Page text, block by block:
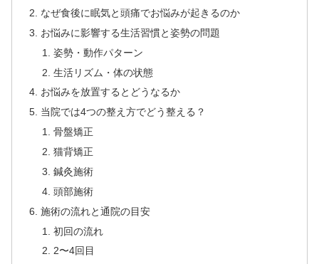
なぜ食後に眠気と頭痛でお悩みが起きるのか
お悩みに影響する生活習慣と姿勢の問題
姿勢・動作パターン
生活リズム・体の状態
お悩みを放置するとどうなるか
当院では4つの整え方でどう整える？
骨盤矯正
猫背矯正
鍼灸施術
頭部施術
施術の流れと通院の目安
初回の流れ
2〜4回目